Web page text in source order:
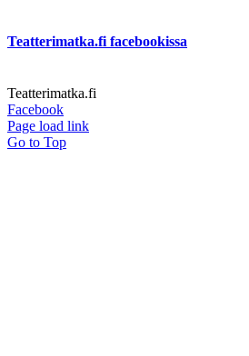
Teatterimatka.fi facebookissa
Teatterimatka.fi
Facebook
Page load link
Go to Top